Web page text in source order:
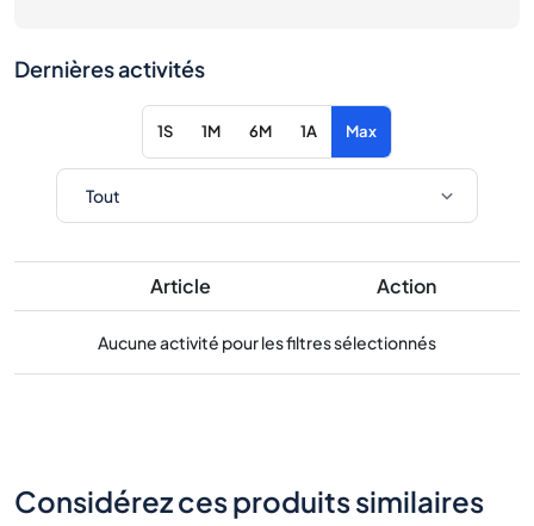
Dernières activités
1S 1M 6M 1A Max
Article Action
Aucune activité pour les filtres sélectionnés
Considérez ces produits similaires